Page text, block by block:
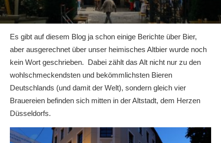
Es gibt auf diesem Blog ja schon einige Berichte über Bier,
aber ausgerechnet über unser heimisches Altbier wurde noch
kein Wort geschrieben. Dabei zählt das Alt nicht nur zu den
wohlschmeckendsten und bekömmlichsten Bieren
Deutschlands (und damit der Welt), sondern gleich vier
Brauereien befinden sich mitten in der Altstadt, dem Herzen
Düsseldorfs.